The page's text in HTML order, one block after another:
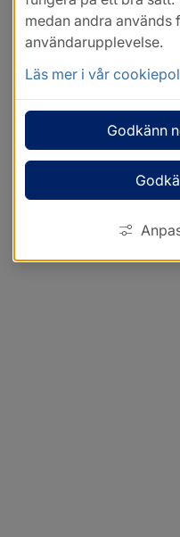
medan andra
användarupplevelse.
Läs mer i vår
Godkänn